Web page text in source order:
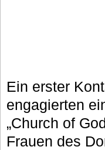
Ein erster
engagierten
„Church of
Frauen des